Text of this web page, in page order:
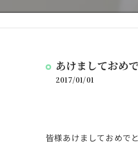
あけましておめ
2017/01/01
皆様あけましておめで